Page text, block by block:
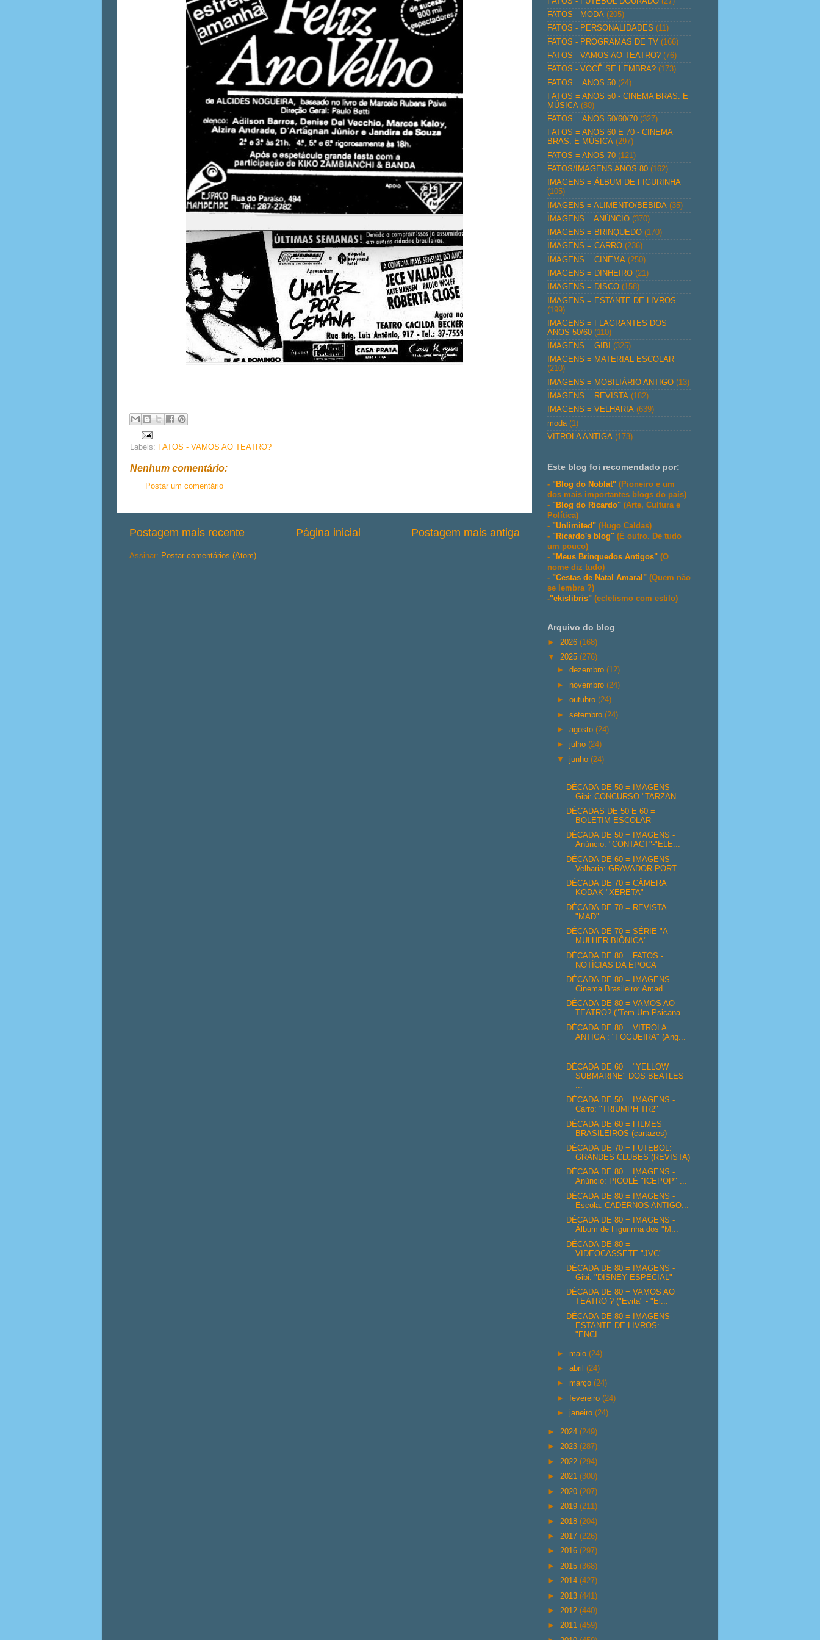
Labels: FATOS - VAMOS AO TEATRO?
Nenhum comentário:
Postar um comentário
Postagem mais recente Postagem mais antiga
Página inicial
Assinar: Postar comentários (Atom)
FATOS - MODA (205)
FATOS - PERSONALIDADES (11)
FATOS - PROGRAMAS DE TV (166)
FATOS - VAMOS AO TEATRO? (76)
FATOS - VOCÊ SE LEMBRA? (173)
FATOS = ANOS 50 (24)
FATOS = ANOS 50 - CINEMA BRAS. E
MÚSICA (80)
FATOS = ANOS 50/60/70 (327)
FATOS = ANOS 60 E 70 - CINEMA
BRAS. E MÚSICA (297)
FATOS = ANOS 70 (121)
FATOS/IMAGENS ANOS 80 (162)
IMAGENS = ÁLBUM DE FIGURINHA
(105)
IMAGENS = ALIMENTO/BEBIDA (35)
IMAGENS = ANÚNCIO (370)
IMAGENS = BRINQUEDO (170)
IMAGENS = CARRO (236)
IMAGENS = CINEMA (250)
IMAGENS = DINHEIRO (21)
IMAGENS = DISCO (158)
IMAGENS = ESTANTE DE LIVROS
(199)
IMAGENS = FLAGRANTES DOS
ANOS 50/60 (110)
IMAGENS = GIBI
(325)
IMAGENS = MATERIAL ESCOLAR
(210)
IMAGENS = MOBILIÁRIO ANTIGO (13)
IMAGENS = REVISTA (182)
IMAGENS = VELHARIA (639)
moda (1)
VITROLA ANTIGA (173)
Este blog foi recomendado por:
- "Blog do Noblat" (Pioneiro e um
dos mais importantes blogs do país)
- "Blog do Ricardo" (Arte, Cultura e
Política)
- "Unlimited" (Hugo Caldas)
- "Ricardo's blog" (É outro. De tudo
um pouco)
- "Meus Brinquedos Antigos" (O
nome diz tudo)
- "Cestas de Natal Amaral" (Quem não
se lembra ?)
-"ekislibris" (ecletismo com estilo)
Arquivo do blog
► 2026 (168)
▼ 2025 (276)
►dezembro(12)
► novembro(24)
►outubro(24)
►setembro(24)
►agosto(24)
►julho(24)
▼junho(24)
DÉCADA DE 50 = IMAGENS -
Gibi: CONCURSO "TARZAN-...
DÉCADAS DE 50 E 60 =
BOLETIM ESCOLAR
DÉCADA DE 50 = IMAGENS -
Anúncio: "CONTACT"-"ELE...
DÉCADA DE 60 = IMAGENS -
Velharia: GRAVADOR PORT...
DÉCADA DE 70 = CÂMERA
KODAK "XERETA"
DÉCADA DE 70 = REVISTA
"MAD"
DÉCADA DE 70 = SÉRIE "A
MULHER BIÔNICA"
DÉCADA DE 80 = FATOS -
NOTÍCIAS DA ÉPOCA
DÉCADA DE 80 = IMAGENS -
Cinema Brasileiro: Amad...
DÉCADA DE 80 = VAMOS AO
TEATRO? ("Tem Um Psicana...
DÉCADA DE 80 = VITROLA
ANTIGA : "FOGUEIRA" (Ang...
DÉCADA DE 60 = "YELLOW
SUBMARINE" DOS BEATLES
DÉCADA DE 50 = IMAGENS -
Carro: "TRIUMPH TR2"
DÉCADA DE 60 = FILMES
BRASILEIROS (cartazes)
DÉCADA DE 70 = FUTEBOL:
GRANDES CLUBES (REVISTA)
DÉCADA DE 80 = IMAGENS -
Anúncio: PICOLÉ "ICEPOP" ...
DÉCADA DE 80 = IMAGENS -
Escola: CADERNOS ANTIGO...
DÉCADA DE 80 = IMAGENS -
Álbum de Figurinha dos "M...
DÉCADA DE 80 =
VIDEOCASSETE "JVC"
DÉCADA DE 80 = IMAGENS -
Gibi: "DISNEY ESPECIAL"
DÉCADA DE 80 = VAMOS AO
TEATRO ? ("Evita" - "El...
DÉCADA DE 80 = IMAGENS -
ESTANTE DE LIVROS:
"ENCI...
► maio(24)
►abril(24)
► março(24)
►fevereiro(24)
►janeiro(24)
► 2024 (249)
► 2023 (287)
► 2022 (294)
► 2021 (300)
► 2020 (207)
► 2019 (211)
► 2018 (204)
► 2017 (226)
► 2016 (297)
► 2015 (368)
► 2014 (427)
► 2013 (441)
► 2012 (440)
► 2011 (459)